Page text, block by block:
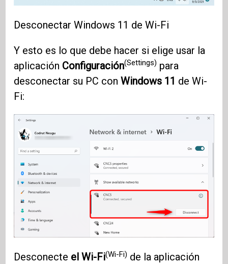
Desconectar Windows 11 de Wi-Fi
Y esto es lo que debe hacer si elige usar la
aplicación Configuración(Settings) para
desconectar su PC conWindows 11 de Wi-
Fi:
Desconecte el Wi-Fi(Wi-Fi) de la aplicación